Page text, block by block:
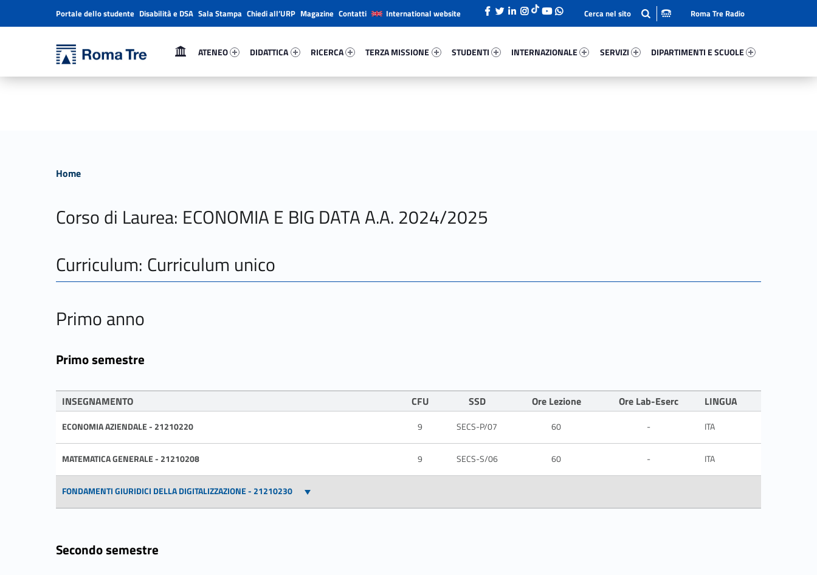
Università Roma Tre Primary Menu
ATENEO
DIDATTICA
RICERCA
TERZA MISSIONE
STUDENTI
INTERNAZIONALE
SERVIZI
DIPARTIMENTI E SCUOLE
Header info sidebar
Portale dello studente Disabilità e DSA Sala Stampa Chiedi all’URP Magazine Contatti International website Roma Tre Radio
Home
Corso di Laurea: ECONOMIA E BIG DATA A.A. 2024/2025
Curriculum: Curriculum unico
Primo anno
Primo semestre
INSEGNAMENTO CFU SSD Ore Lezione Ore Lab-Eserc LINGUA
ECONOMIA AZIENDALE - 21210220 9 SECS-P/07 60 - ITA
MATEMATICA GENERALE - 21210208 9 SECS-S/06 60 - ITA
FONDAMENTI GIURIDICI DELLA DIGITALIZZAZIONE - 21210230
Secondo semestre